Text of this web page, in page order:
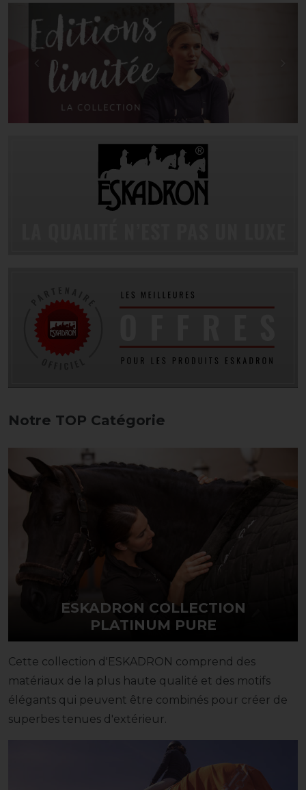
Retour
Notre TOP Catégorie
ESKADRON COLLECTION
PLATINUM PURE
Cette collection d'ESKADRON comprend des
matériaux de la plus haute qualité et des motifs
élégants qui peuvent être combinés pour créer de
superbes tenues d'extérieur.